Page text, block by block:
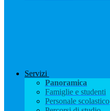
Servizi
Panoramica
Famiglie e studenti
Personale scolastico